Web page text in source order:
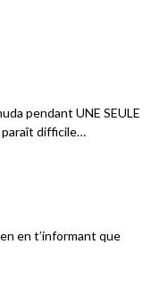
pendant UNE SEULE
paraît difficile…
en t’informant que